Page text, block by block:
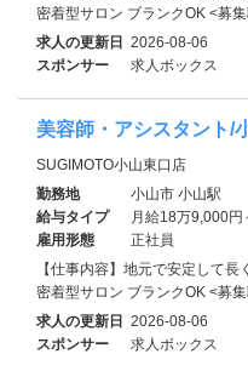
密着型サロン ブランクOK <募
求人の更新日 2026-08-06
スポンサー
求人ボックス
美容師・アシスタント/
SUGIMOTO小山東口店
勤務地
小山市 小山駅
給与タイプ
月給18万9,000円
雇用形態
正社員
【仕事内容】地元で安定して
密着型サロン ブランクOK <募
求人の更新日 2026-08-06
スポンサー
求人ボックス